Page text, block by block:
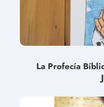
La Profecía